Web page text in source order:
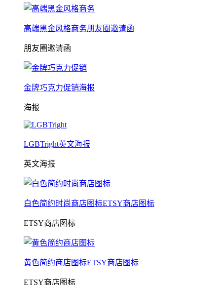
高端黑金风格商务朋友圈邀请函
朋友圈邀请函
金牌巧克力促销海报
海报
LGBTright英文海报
英文海报
白色简约时尚商店图标ETSY商店图标
ETSY商店图标
黄色简约商店图标ETSY商店图标
ETSY商店图标